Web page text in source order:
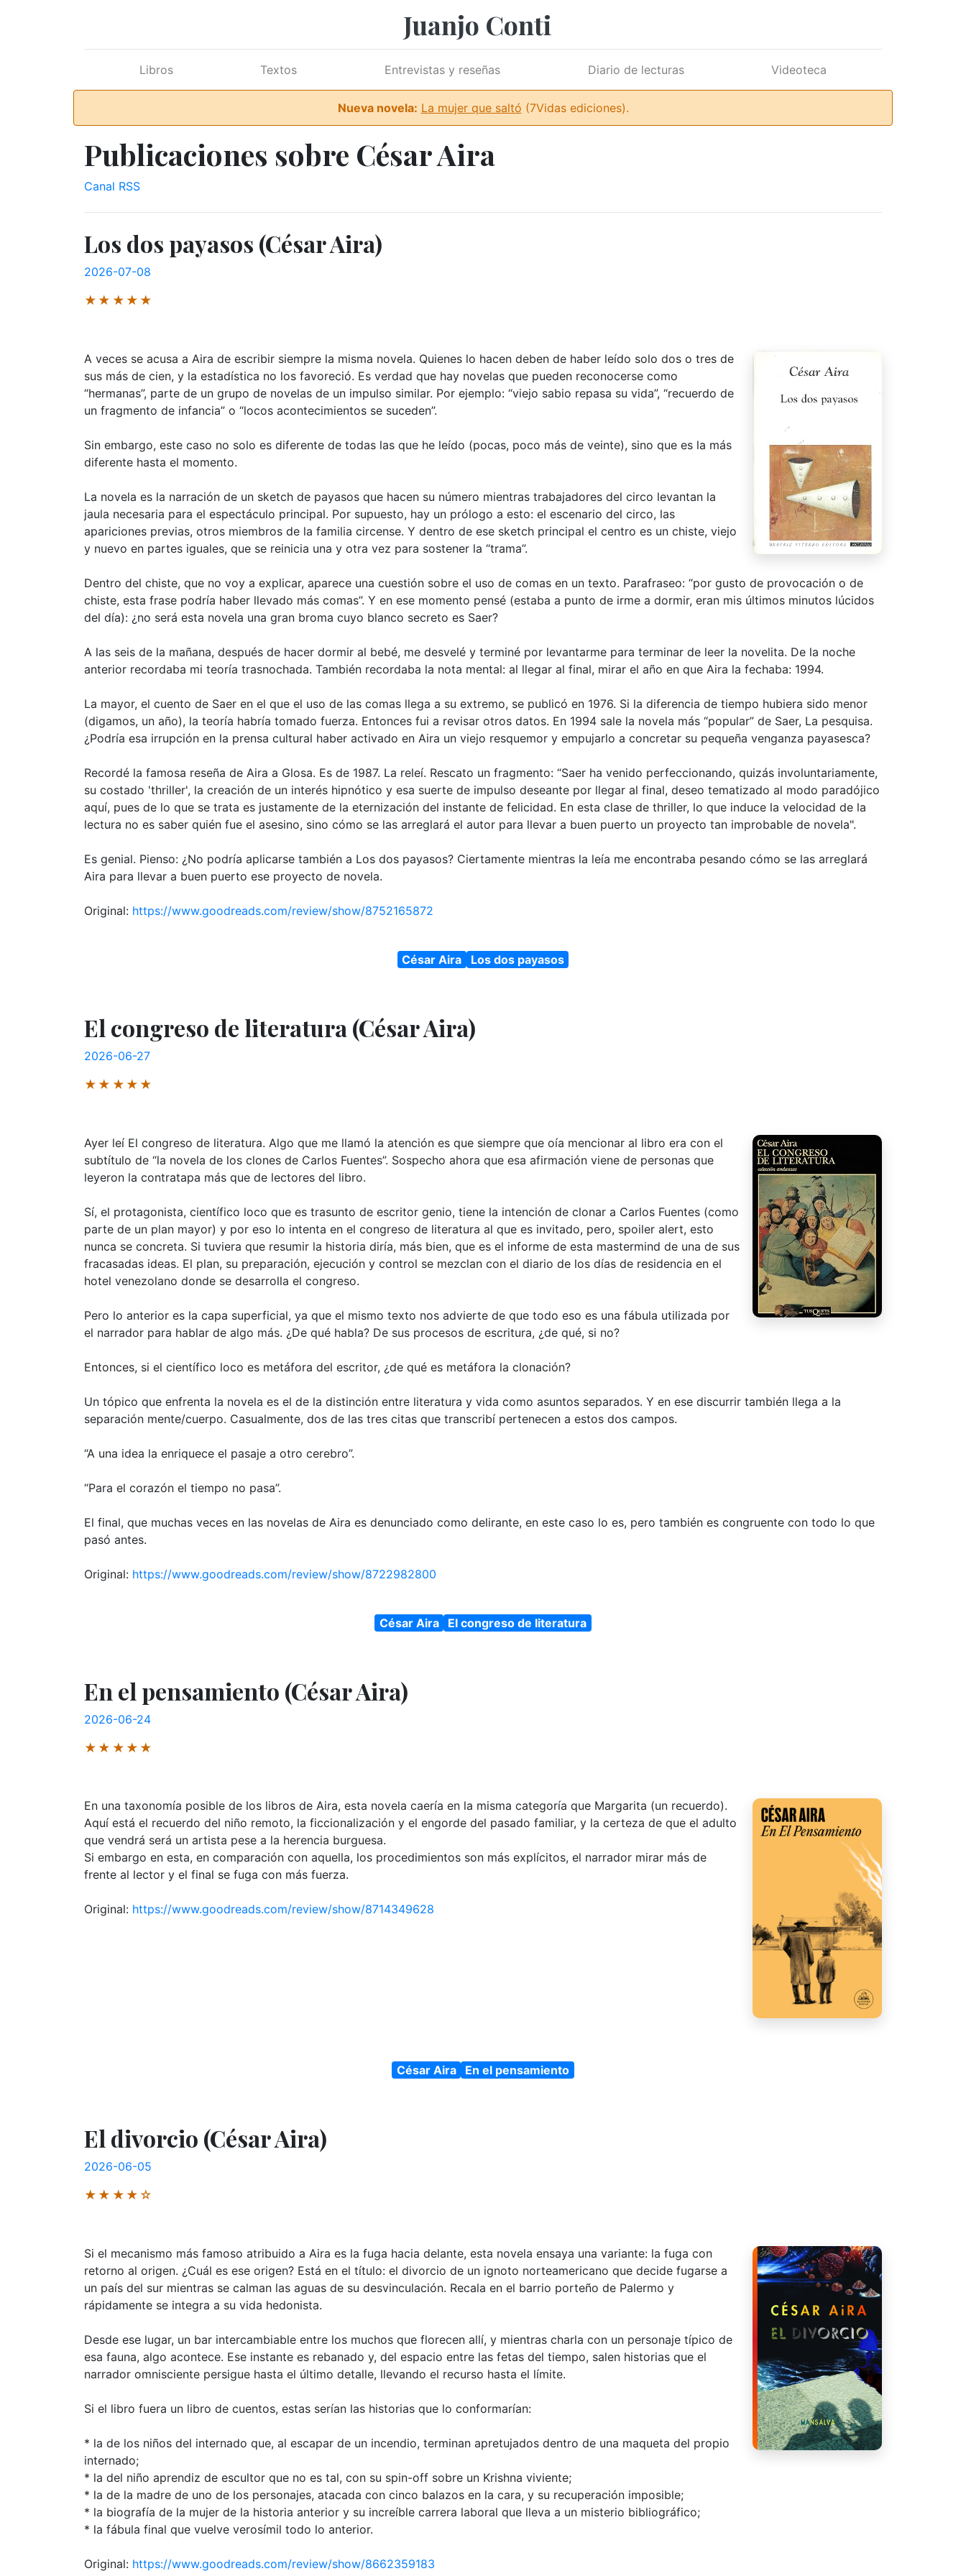
Juanjo Conti
Libros Textos Entrevistas y reseñas Diario de lecturas Videoteca
Nueva novela: La mujer que saltó (7Vidas ediciones).
Publicaciones sobre César Aira
Canal RSS
Los dos payasos (César Aira)
2026-07-08
★★★★★
A veces se acusa a Aira de escribir siempre la misma novela. Quienes lo hacen deben de haber leído solo dos o tres de
sus más de cien, y la estadística no los favoreció. Es verdad que hay novelas que pueden reconocerse como
“hermanas”, parte de un grupo de novelas de un impulso similar. Por ejemplo: “viejo sabio repasa su vida”, “recuerdo de
un fragmento de infancia” o “locos acontecimientos se suceden”.
Sin embargo, este caso no solo es diferente de todas las que he leído (pocas, poco más de veinte), sino que es la más
diferente hasta el momento.
La novela es la narración de un sketch de payasos que hacen su número mientras trabajadores del circo levantan la
jaula necesaria para el espectáculo principal. Por supuesto, hay un prólogo a esto: el escenario del circo, las
apariciones previas, otros miembros de la familia circense. Y dentro de ese sketch principal el centro es un chiste, viejo
y nuevo en partes iguales, que se reinicia una y otra vez para sostener la “trama”.
Dentro del chiste, que no voy a explicar, aparece una cuestión sobre el uso de comas en un texto. Parafraseo: “por gusto de provocación o de
chiste, esta frase podría haber llevado más comas”. Y en ese momento pensé (estaba a punto de irme a dormir, eran mis últimos minutos lúcidos
del día): ¿no será esta novela una gran broma cuyo blanco secreto es Saer?
A las seis de la mañana, después de hacer dormir al bebé, me desvelé y terminé por levantarme para terminar de leer la novelita. De la noche
anterior recordaba mi teoría trasnochada. También recordaba la nota mental: al llegar al final, mirar el año en que Aira la fechaba: 1994.
La mayor, el cuento de Saer en el que el uso de las comas llega a su extremo, se publicó en 1976. Si la diferencia de tiempo hubiera sido menor
(digamos, un año), la teoría habría tomado fuerza. Entonces fui a revisar otros datos. En 1994 sale la novela más “popular” de Saer, La pesquisa.
¿Podría esa irrupción en la prensa cultural haber activado en Aira un viejo resquemor y empujarlo a concretar su pequeña venganza payasesca?
Recordé la famosa reseña de Aira a Glosa. Es de 1987. La releí. Rescato un fragmento: “Saer ha venido perfeccionando, quizás involuntariamente,
su costado 'thriller', la creación de un interés hipnótico y esa suerte de impulso deseante por llegar al final, deseo tematizado al modo paradójico
aquí, pues de lo que se trata es justamente de la eternización del instante de felicidad. En esta clase de thriller, lo que induce la velocidad de la
lectura no es saber quién fue el asesino, sino cómo se las arreglará el autor para llevar a buen puerto un proyecto tan improbable de novela".
Es genial. Pienso: ¿No podría aplicarse también a Los dos payasos? Ciertamente mientras la leía me encontraba pesando cómo se las arreglará
Aira para llevar a buen puerto ese proyecto de novela.
Original: https://www.goodreads.com/review/show/8752165872
César Aira Los dos payasos
El congreso de literatura (César Aira)
2026-06-27
★★★★★
Ayer leí El congreso de literatura. Algo que me llamó la atención es que siempre que oía mencionar al libro era con el
subtítulo de “la novela de los clones de Carlos Fuentes”. Sospecho ahora que esa afirmación viene de personas que
leyeron la contratapa más que de lectores del libro.
Sí, el protagonista, científico loco que es trasunto de escritor genio, tiene la intención de clonar a Carlos Fuentes (como
parte de un plan mayor) y por eso lo intenta en el congreso de literatura al que es invitado, pero, spoiler alert, esto
nunca se concreta. Si tuviera que resumir la historia diría, más bien, que es el informe de esta mastermind de una de sus
fracasadas ideas. El plan, su preparación, ejecución y control se mezclan con el diario de los días de residencia en el
hotel venezolano donde se desarrolla el congreso.
Pero lo anterior es la capa superficial, ya que el mismo texto nos advierte de que todo eso es una fábula utilizada por
el narrador para hablar de algo más. ¿De qué habla? De sus procesos de escritura, ¿de qué, si no?
Entonces, si el científico loco es metáfora del escritor, ¿de qué es metáfora la clonación?
Un tópico que enfrenta la novela es el de la distinción entre literatura y vida como asuntos separados. Y en ese discurrir también llega a la
separación mente/cuerpo. Casualmente, dos de las tres citas que transcribí pertenecen a estos dos campos.
“A una idea la enriquece el pasaje a otro cerebro”.
“Para el corazón el tiempo no pasa”.
El final, que muchas veces en las novelas de Aira es denunciado como delirante, en este caso lo es, pero también es congruente con todo lo que
pasó antes.
Original: https://www.goodreads.com/review/show/8722982800
César Aira El congreso de literatura
En el pensamiento (César Aira)
2026-06-24
★★★★★
En una taxonomía posible de los libros de Aira, esta novela caería en la misma categoría que Margarita (un recuerdo).
Aquí está el recuerdo del niño remoto, la ficcionalización y el engorde del pasado familiar, y la certeza de que el adulto
que vendrá será un artista pese a la herencia burguesa.
Si embargo en esta, en comparación con aquella, los procedimientos son más explícitos, el narrador mirar más de
frente al lector y el final se fuga con más fuerza.
Original: https://www.goodreads.com/review/show/8714349628
César Aira En el pensamiento
El divorcio (César Aira)
2026-06-05
★★★★☆
Si el mecanismo más famoso atribuido a Aira es la fuga hacia delante, esta novela ensaya una variante: la fuga con
retorno al origen. ¿Cuál es ese origen? Está en el título: el divorcio de un ignoto norteamericano que decide fugarse a
un país del sur mientras se calman las aguas de su desvinculación. Recala en el barrio porteño de Palermo y
rápidamente se integra a su vida hedonista.
Desde ese lugar, un bar intercambiable entre los muchos que florecen allí, y mientras charla con un personaje típico de
esa fauna, algo acontece. Ese instante es rebanado y, del espacio entre las fetas del tiempo, salen historias que el
narrador omnisciente persigue hasta el último detalle, llevando el recurso hasta el límite.
Si el libro fuera un libro de cuentos, estas serían las historias que lo conformarían:
* la de los niños del internado que, al escapar de un incendio, terminan apretujados dentro de una maqueta del propio
internado;
* la del niño aprendiz de escultor que no es tal, con su spin-off sobre un Krishna viviente;
* la de la madre de uno de los personajes, atacada con cinco balazos en la cara, y su recuperación imposible;
* la biografía de la mujer de la historia anterior y su increíble carrera laboral que lleva a un misterio bibliográfico;
* la fábula final que vuelve verosímil todo lo anterior.
Original: https://www.goodreads.com/review/show/8662359183